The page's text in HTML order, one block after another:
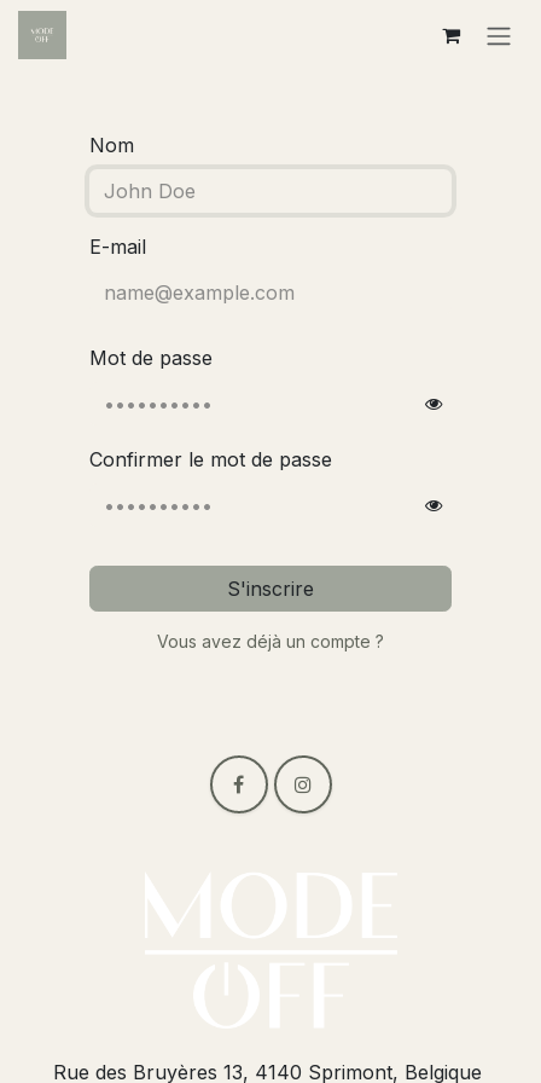
Se rendre au contenu
Nom
E-mail
Mot de passe
Confirmer le mot de passe
S'inscrire
Vous avez déjà un compte ?
Rue des Bruyères 13, 4140 Sprimont, Belgique